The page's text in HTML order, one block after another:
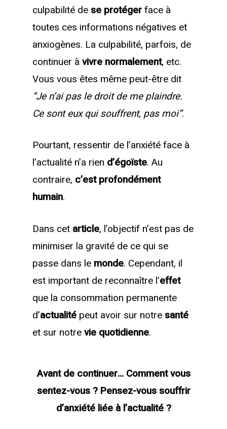
culpabilité de se protégerface à
toutes ces informations négatives et
anxiogènes. La culpabilité, parfois, de
continuer à vivre normalement, etc.
Vous vous êtes même peut-être dit
“Je n’ai pas le droit de me plaindre.
Ce sont eux qui souffrent, pas moi”.
Pourtant, ressentir de l’anxiété face à
l’actualité n’a rien d’égoïste. Au
contraire, c’est profondément
humain.
Dans cet article, l’objectif n’est pas de
minimiser la gravité de ce qui se
passe dans le monde. Cependant, il
est important de reconnaître l’effet
que la consommation permanente
d’actualité peut avoir sur notre santé
et sur notrevie quotidienne.
Avant de continuer… Comment vous
sentez-vous ? Pensez-vous souffrir
d’anxiété liée à l’actualité ?